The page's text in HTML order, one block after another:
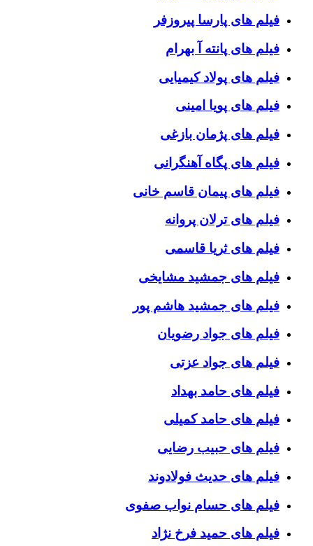
فیلم های پارسا پیروزفر
فیلم های پانته آ بهرام
فیلم های پولاد کیمیایی
فیلم های پویا امینی
فیلم های پژمان بازغی
فیلم های پگاه آهنگرانی
فیلم های پیمان قاسم خانی
فیلم های ترلان پروانه
فیلم های ثریا قاسمی
فیلم های جمشید مشایخی
فیلم های جمشید هاشم پور
فیلم های جواد رضویان
فیلم های جواد عزتی
فیلم های حامد بهداد
فیلم های حامد کمیلی
فیلم های حبیب رضایی
فیلم های حدیث فولادوند
فیلم های حسام نواب صفوی
فیلم های حمید فرخ نژاد